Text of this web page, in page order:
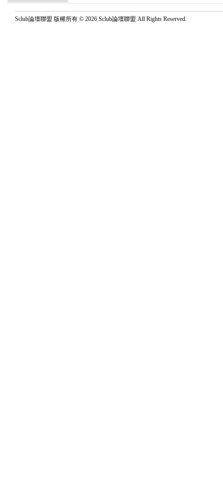
Sclub論壇聯盟 版權所有 © 2026 Sclub論壇聯盟 All Rights Reserved.